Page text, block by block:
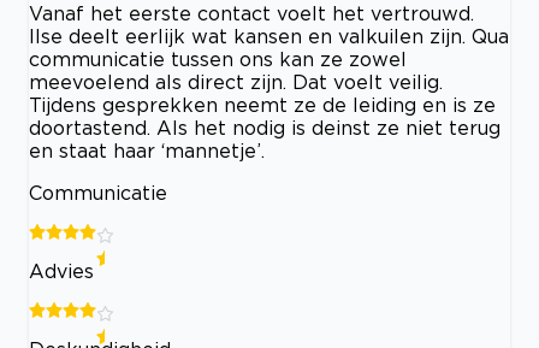
Vanaf het eerste contact voelt het vertrouwd.
Ilse deelt eerlijk wat kansen en valkuilen zijn. Qua
communicatie tussen ons kan ze zowel
meevoelend als direct zijn. Dat voelt veilig.
Tijdens gesprekken neemt ze de leiding en is ze
doortastend. Als het nodig is deinst ze niet terug
en staat haar ‘mannetje’.
Communicatie
Advies